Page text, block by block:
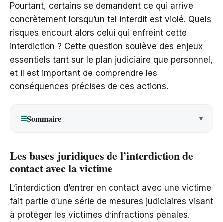
Pourtant, certains se demandent ce qui arrive
concrètement lorsqu’un tel interdit est violé. Quels
risques encourt alors celui qui enfreint cette
interdiction ? Cette question soulève des enjeux
essentiels tant sur le plan judiciaire que personnel,
et il est important de comprendre les
conséquences précises de ces actions.
☰Sommaire
Les bases juridiques de l’interdiction de
contact avec la victime
L’interdiction d’entrer en contact avec une victime
fait partie d’une série de mesures judiciaires visant
à protéger les victimes d’infractions pénales.